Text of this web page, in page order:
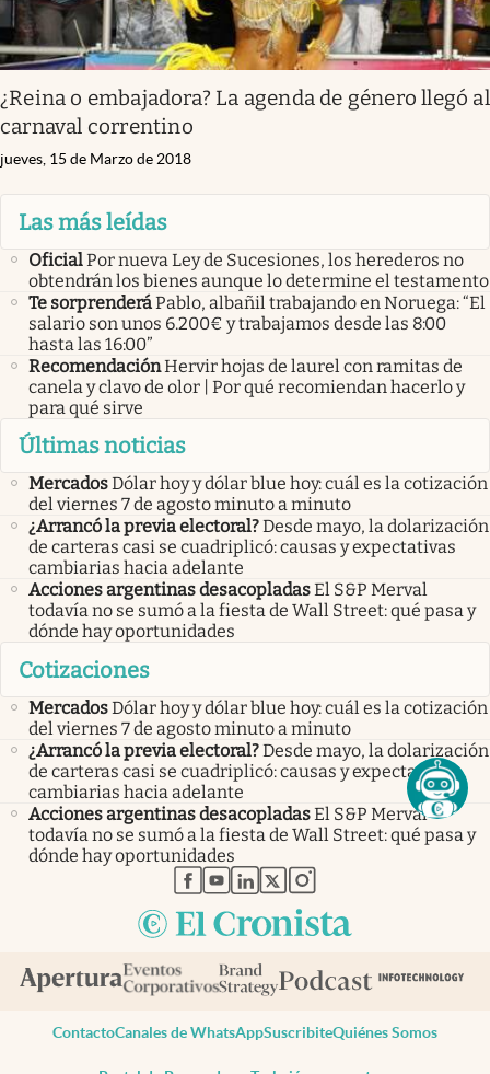
¿Reina o embajadora? La agenda de género llegó al
carnaval correntino
jueves, 15 de Marzo de 2018
Las más leídas
OficialPor nueva Ley de Sucesiones, los herederos no
obtendrán los bienes aunque lo determine el testamento
Te sorprenderáPablo, albañil trabajando en Noruega: “El
salario son unos 6.200€ y trabajamos desde las 8:00
hasta las 16:00”
RecomendaciónHervir hojas de laurel con ramitas de
canela y clavo de olor | Por qué recomiendan hacerlo y
para qué sirve
Últimas noticias
MercadosDólar hoy y dólar blue hoy: cuál es la cotización
del viernes 7 de agosto minuto a minuto
¿Arrancó la previa electoral?Desde mayo, la dolarización
de carteras casi se cuadriplicó: causas y expectativas
cambiarias hacia adelante
Acciones argentinas desacopladasEl S&P Merval
todavía no se sumó a la fiesta de Wall Street: qué pasa y
dónde hay oportunidades
Cotizaciones
MercadosDólar hoy y dólar blue hoy: cuál es la cotización
del viernes 7 de agosto minuto a minuto
¿Arrancó la previa electoral?Desde mayo, la dolarización
de carteras casi se cuadriplicó: causas y expectativas
cambiarias hacia adelante
Acciones argentinas desacopladasEl S&P Merval
todavía no se sumó a la fiesta de Wall Street: qué pasa y
dónde hay oportunidades
abre en nueva pestaña
abre en nueva pestaña
abre en nueva pestaña
abre en nueva pestaña
abre en nueva pestaña
ContactoCanales de WhatsAppSuscribiteQuiénes Somos